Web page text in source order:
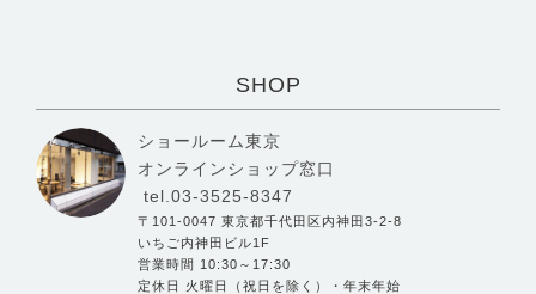
SHOP
ショールーム東京
オンラインショップ窓口
tel.03-3525-8347
〒101-0047 東京都千代田区内神田3-2-8
いちご内神田ビル1F
営業時間 10:30～17:30
定休日 火曜日（祝日を除く）・年末年始